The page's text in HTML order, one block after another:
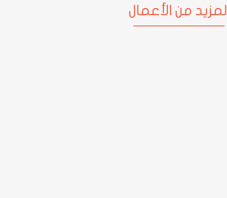
المزيد من الأعمال